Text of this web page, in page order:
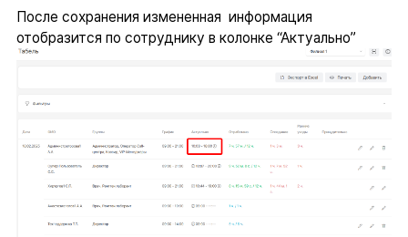
После сохранения измененная информация
отобразится по сотруднику в колонке “Актуально”